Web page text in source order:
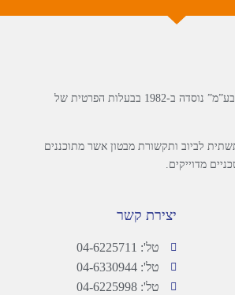
“רוקח יוסף מוצרי מלט בע”מ” נוסדה ב-1982 בבעלות הפרטית של
לביוב ותקשורת מבטון אשר מתוכננים
מדוייקים.
יצירת קשר
טל': 04-6225711
טל': 04-6330944
טל': 04-6225998